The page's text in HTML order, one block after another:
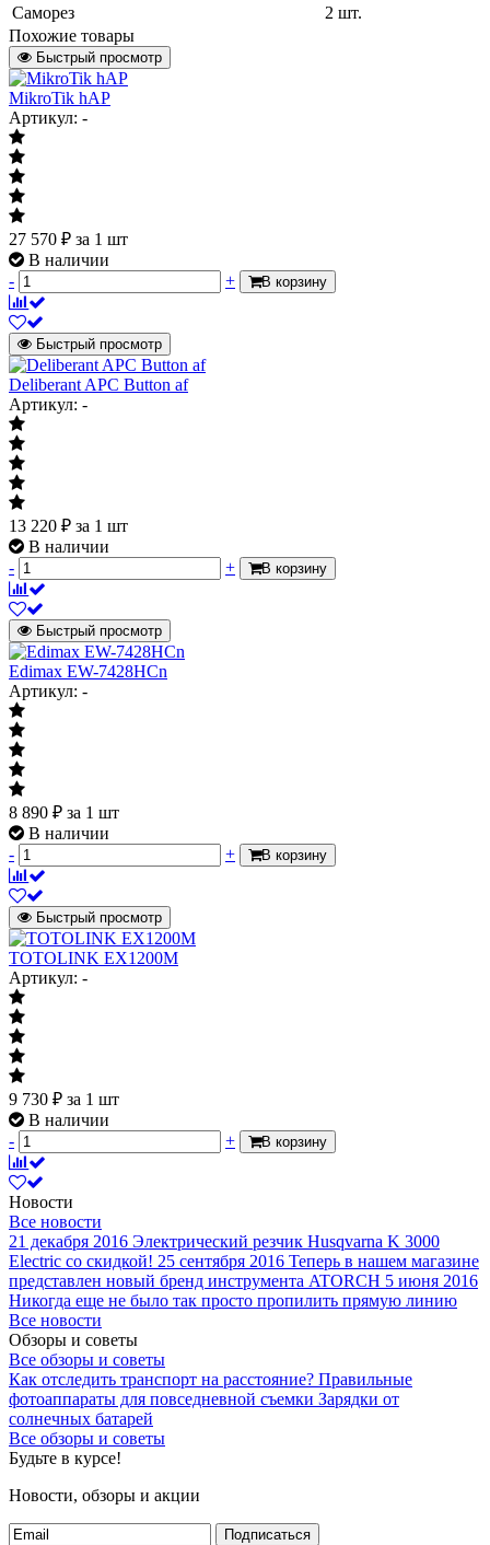
Саморез
2 шт.
Похожие товары
Быстрый просмотр
MikroTik hAP
Артикул: -
27 570 ₽ за 1 шт
В наличии
-
+ В корзину
Быстрый просмотр
Deliberant APC Button af
Артикул: -
13 220 ₽ за 1 шт
В наличии
-
+ В корзину
Быстрый просмотр
Edimax EW-7428HCn
Артикул: -
8 890 ₽ за 1 шт
В наличии
-
+ В корзину
Быстрый просмотр
TOTOLINK EX1200M
Артикул: -
9 730 ₽ за 1 шт
В наличии
-
+ В корзину
Новости
Все новости
21 декабря 2016 Электрический резчик Husqvarna K 3000
Electric со скидкой! 25 сентября 2016 Теперь в нашем магазине
представлен новый бренд инструмента ATORCH 5 июня 2016
Никогда еще не было так просто пропилить прямую линию
Все новости
Обзоры и советы
Все обзоры и советы
Как отследить транспорт на расстояние? Правильные
фотоаппараты для повседневной съемки Зарядки от
солнечных батарей
Все обзоры и советы
Будьте в курсе!
Новости, обзоры и акции
Подписаться